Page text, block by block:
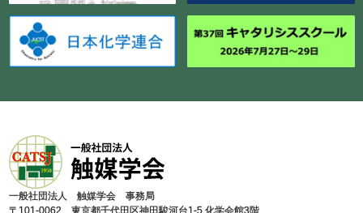
⼀般社団法⼈ 触媒学会 事務局
〒101-0062 東京都千代⽥区神⽥駿河台1-5 化学会館3階